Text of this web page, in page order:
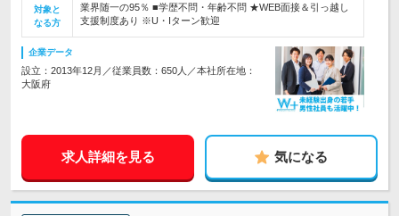
対象と
なる方
業界随一の95％ ■学歴不問・年齢不問 ★WEB面接＆引っ越し
支援制度あり ※U・Iターン歓迎
企業データ
設立：2013年12月／従業員数：650人／本社所在地：
大阪府
求人詳細を見る 気になる